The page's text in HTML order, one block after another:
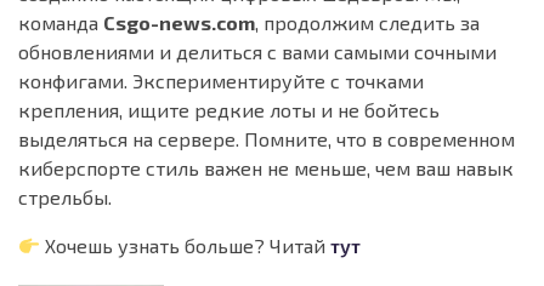
команда Csgo-news.com, продолжим следить за
обновлениями и делиться с вами самыми сочными
конфигами. Экспериментируйте с точками
крепления, ищите редкие лоты и не бойтесь
выделяться на сервере. Помните, что в современном
киберспорте стиль важен не меньше, чем ваш навык
стрельбы.
Хочешь узнать больше? Читайтут